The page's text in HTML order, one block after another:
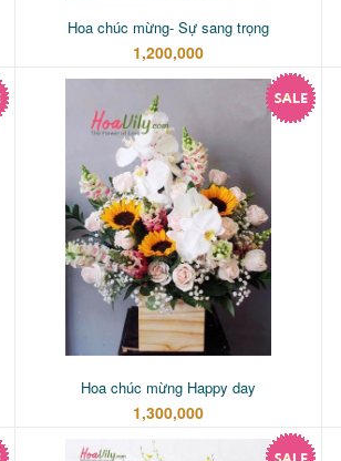
Hoa chúc mừng- Sự sang trọng
1,200,000
Hoa chúc mừng Happy day
1,300,000